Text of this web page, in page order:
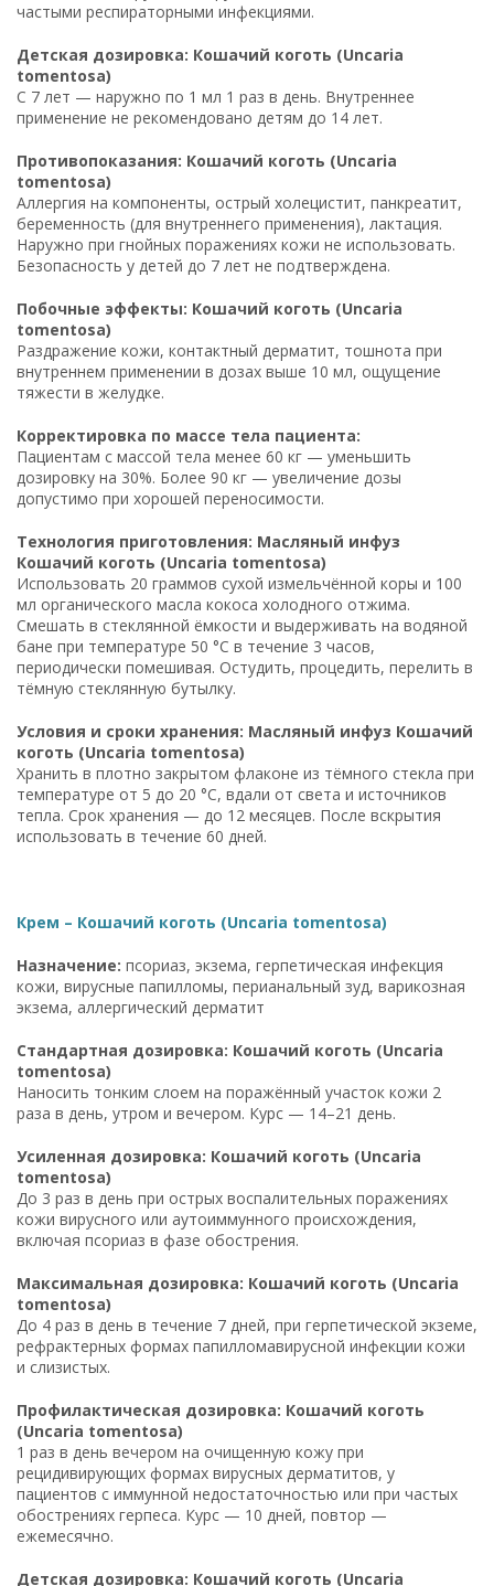
частыми респираторными инфекциями.
Детская дозировка: Кошачий коготь (Uncaria
tomentosa)
С 7 лет — наружно по 1 мл 1 раз в день. Внутреннее
применение не рекомендовано детям до 14 лет.
Противопоказания: Кошачий коготь (Uncaria
tomentosa)
Аллергия на компоненты, острый холецистит, панкреатит,
беременность (для внутреннего применения), лактация.
Наружно при гнойных поражениях кожи не использовать.
Безопасность у детей до 7 лет не подтверждена.
Побочные эффекты: Кошачий коготь (Uncaria
tomentosa)
Раздражение кожи, контактный дерматит, тошнота при
внутреннем применении в дозах выше 10 мл, ощущение
тяжести в желудке.
Корректировка по массе тела пациента:
Пациентам с массой тела менее 60 кг — уменьшить
дозировку на 30%. Более 90 кг — увеличение дозы
допустимо при хорошей переносимости.
Технология приготовления: Масляный инфуз
Кошачий коготь (Uncaria tomentosa)
Использовать 20 граммов сухой измельчённой коры и 100
мл органического масла кокоса холодного отжима.
Смешать в стеклянной ёмкости и выдерживать на водяной
бане при температуре 50 °C в течение 3 часов,
периодически помешивая. Остудить, процедить, перелить в
тёмную стеклянную бутылку.
Условия и сроки хранения: Масляный инфуз Кошачий
коготь (Uncaria tomentosa)
Хранить в плотно закрытом флаконе из тёмного стекла при
температуре от 5 до 20 °C, вдали от света и источников
тепла. Срок хранения — до 12 месяцев. После вскрытия
использовать в течение 60 дней.
Крем – Кошачий коготь (Uncaria tomentosa)
Назначение: псориаз, экзема, герпетическая инфекция
кожи, вирусные папилломы, перианальный зуд, варикозная
экзема, аллергический дерматит
Стандартная дозировка: Кошачий коготь (Uncaria
tomentosa)
Наносить тонким слоем на поражённый участок кожи 2
раза в день, утром и вечером. Курс — 14–21 день.
Усиленная дозировка: Кошачий коготь (Uncaria
tomentosa)
До 3 раз в день при острых воспалительных поражениях
кожи вирусного или аутоиммунного происхождения,
включая псориаз в фазе обострения.
Максимальная дозировка: Кошачий коготь (Uncaria
tomentosa)
До 4 раз в день в течение 7 дней, при герпетической экземе,
рефрактерных формах папилломавирусной инфекции кожи
и слизистых.
Профилактическая дозировка: Кошачий коготь
(Uncaria tomentosa)
1 раз в день вечером на очищенную кожу при
рецидивирующих формах вирусных дерматитов, у
пациентов с иммунной недостаточностью или при частых
обострениях герпеса. Курс — 10 дней, повтор —
ежемесячно.
Детская дозировка: Кошачий коготь (Uncaria